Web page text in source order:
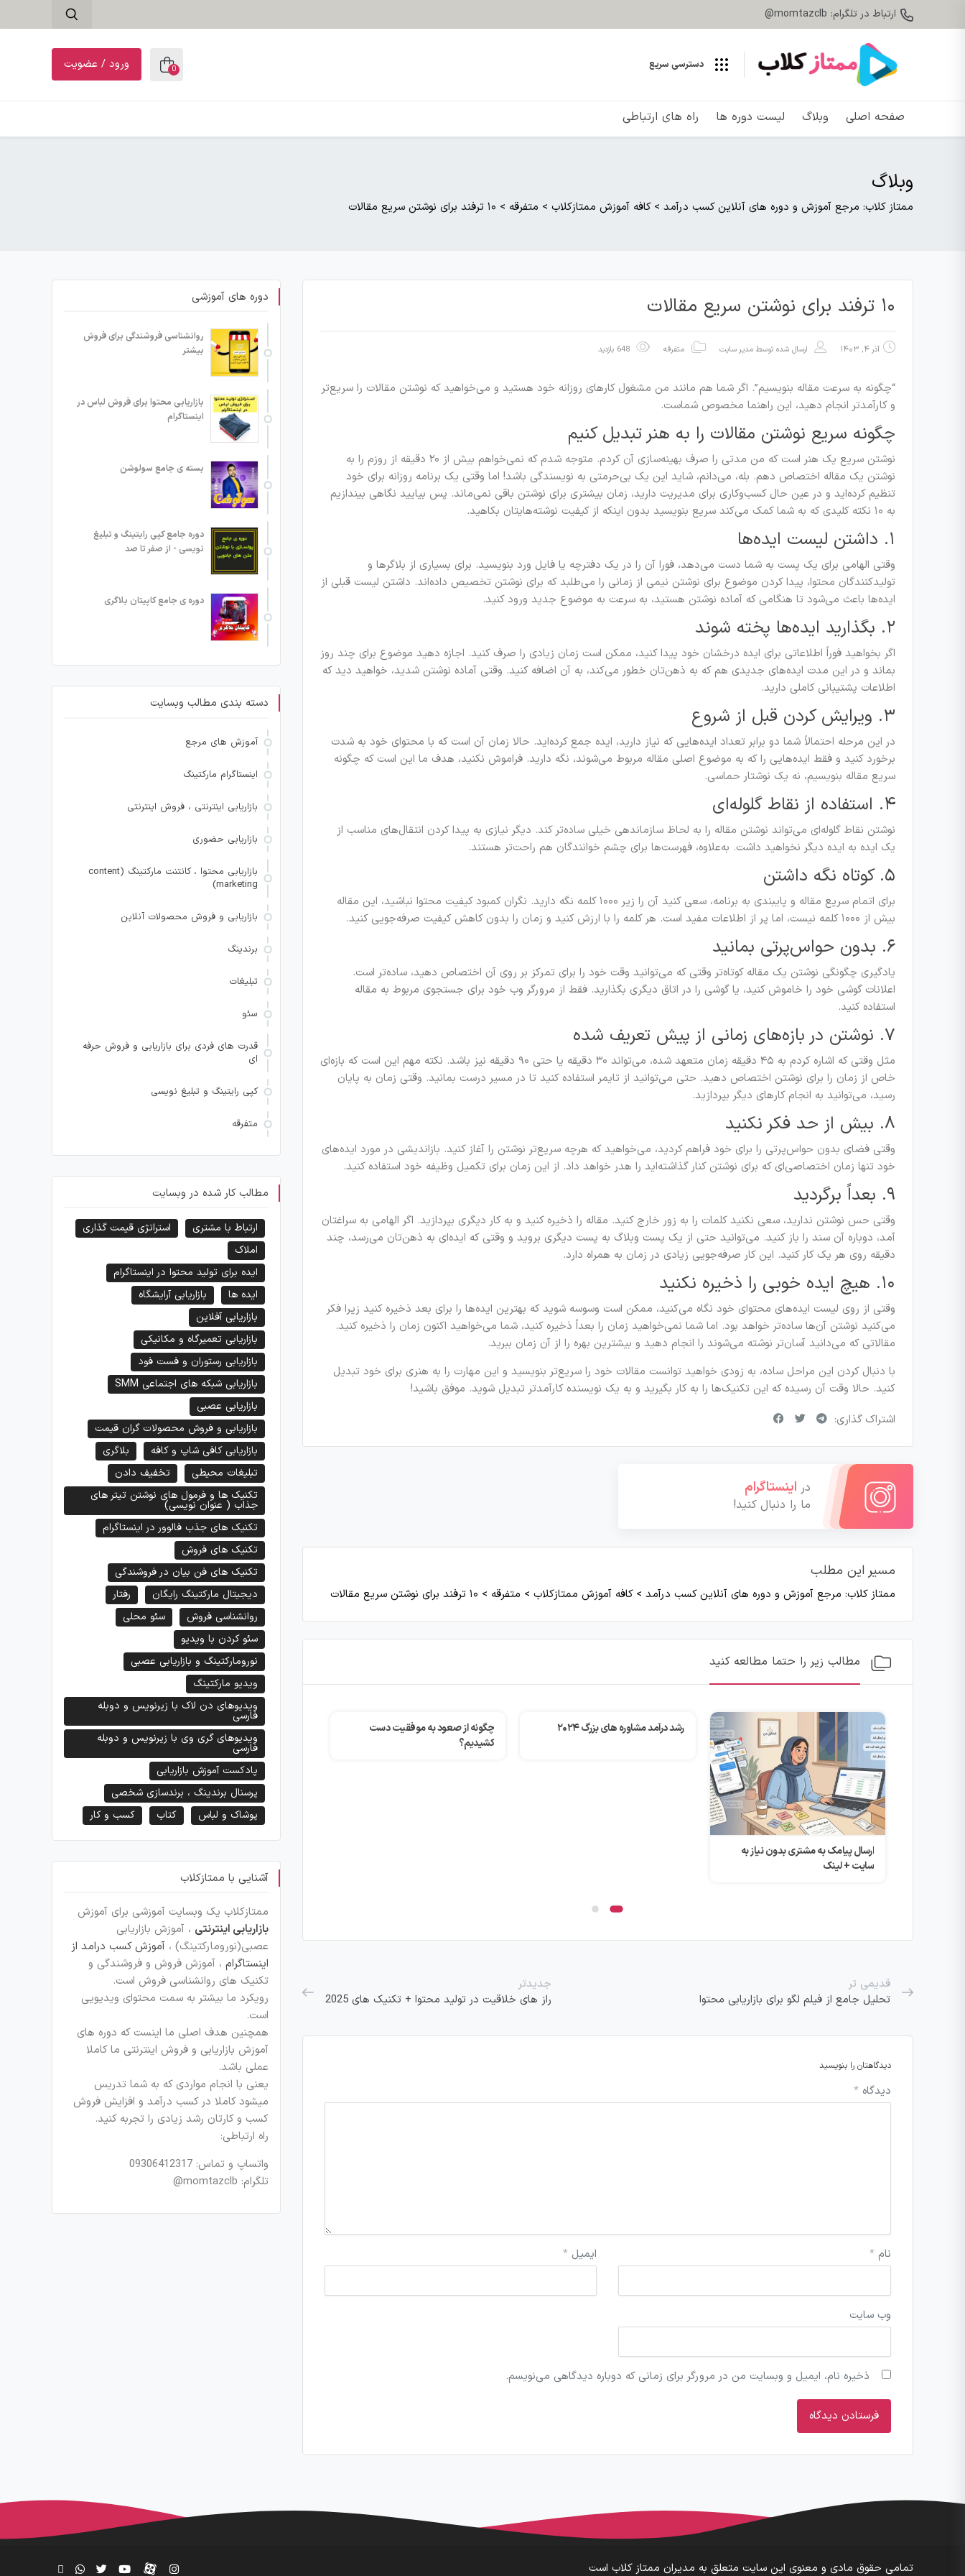
ارتباط در تلگرام: momtazclb@
دسترسی سریع 0 ورود / عضویت
صفحه اصلی وبلاگ لیست دوره ها راه های ارتباطی
وبلاگ
ممتاز کلاب: مرجع آموزش و دوره های آنلاین کسب درآمد > کافه آموزش ممتازکلاب > متفرقه > ۱۰ ترفند برای نوشتن سریع مقالات
۱۰ ترفند برای نوشتن سریع مقالات
آذر ۴, ۱۴۰۳ ارسال شده توسط مدیر سایت متفرقه
“چگونه به سرعت مقاله بنویسیم”. اگر شما هم مانند من مشغول کارهای روزانه خود هستید و می‌خواهید که نوشتن مقالات را سریع‌تر
و کارآمدتر انجام دهید، این راهنما مخصوص شماست.
چگونه سریع نوشتن مقالات را به هنر تبدیل کنیم
نوشتن سریع یک هنر است که من مدتی را صرف بهینه‌سازی آن کردم. متوجه شدم که نمی‌خواهم بیش از ۲۰ دقیقه از روزم را به
نوشتن یک مقاله اختصاص دهم. بله، می‌دانم، شاید این یک بی‌حرمتی به نویسندگی باشد! اما وقتی یک برنامه روزانه برای خود
تنظیم کرده‌اید و در عین حال کسب‌و‌کاری برای مدیریت دارید، زمان بیشتری برای نوشتن باقی نمی‌ماند. پس بیایید نگاهی بیندازیم
به ۱۰ نکته کلیدی که به شما کمک می‌کند سریع بنویسید بدون اینکه از کیفیت نوشته‌هایتان بکاهید.
۱. داشتن لیست ایده‌ها
وقتی الهامی برای یک پست به شما دست می‌دهد، فورا آن را در یک دفترچه یا فایل ورد بنویسید. برای بسیاری از بلاگرها و
تولیدکنندگان محتوا، پیدا کردن موضوع برای نوشتن نیمی از زمانی را می‌طلبد که برای نوشتن تخصیص داده‌اند. داشتن لیست قبلی از
ایده‌ها باعث می‌شود تا هنگامی که آماده نوشتن هستید، به سرعت به موضوع جدید ورود کنید.
۲. بگذارید ایده‌ها پخته شوند
اگر بخواهید فوراً اطلاعاتی برای ایده درخشان خود پیدا کنید، ممکن است زمان زیادی را صرف کنید. اجازه دهید موضوع برای چند روز
بماند و در این مدت ایده‌های جدیدی هم که به ذهن‌تان خطور می‌کند، به آن اضافه کنید. وقتی آماده نوشتن شدید، خواهید دید که
اطلاعات پشتیبانی کاملی دارید.
۳. ویرایش کردن قبل از شروع
در این مرحله احتمالاً شما دو برابر تعداد ایده‌هایی که نیاز دارید، ایده جمع کرده‌اید. حالا زمان آن است که با محتوای خود به شدت
برخورد کنید و فقط ایده‌هایی را که به موضوع اصلی مقاله مربوط می‌شوند، نگه دارید. فراموش نکنید، هدف ما این است که چگونه
سریع مقاله بنویسیم، نه یک نوشتار حماسی.
۴. استفاده از نقاط گلوله‌ای
نوشتن نقاط گلوله‌ای می‌تواند نوشتن مقاله را به لحاظ سازماندهی خیلی ساده‌تر کند. دیگر نیازی به پیدا کردن انتقال‌های مناسب از
یک ایده به ایده دیگر نخواهید داشت. به‌علاوه، فهرست‌ها برای چشم خوانندگان هم راحت‌تر هستند.
۵. کوتاه نگه داشتن
برای اتمام سریع مقاله و پایبندی به برنامه، سعی کنید آن را زیر ۱۰۰۰ کلمه نگه دارید. نگران کمبود کیفیت محتوا نباشید، این مقاله
بیش از ۱۰۰۰ کلمه نیست، اما پر از اطلاعات مفید است. هر کلمه را با ارزش کنید و زمان را بدون کاهش کیفیت صرفه‌جویی کنید.
۶. بدون حواس‌پرتی بمانید
یادگیری چگونگی نوشتن یک مقاله کوتاه‌تر وقتی که می‌توانید وقت خود را برای تمرکز بر روی آن اختصاص دهید، ساده‌تر است.
اعلانات گوشی خود را خاموش کنید، یا گوشی را در اتاق دیگری بگذارید. فقط از مرورگر وب خود برای جستجوی مربوط به مقاله
استفاده کنید.
۷. نوشتن در بازه‌های زمانی از پیش تعریف شده
مثل وقتی که اشاره کردم به ۴۵ دقیقه زمان متعهد شده، می‌تواند ۳۰ دقیقه یا حتی ۹۰ دقیقه نیز باشد. نکته مهم این است که بازه‌ای
خاص از زمان را برای نوشتن اختصاص دهید. حتی می‌توانید از تایمر استفاده کنید تا در مسیر درست بمانید. وقتی زمان به پایان
رسید، می‌توانید به انجام کارهای دیگر بپردازید.
۸. بیش از حد فکر نکنید
وقتی فضای بدون حواس‌پرتی را برای خود فراهم کردید، می‌خواهید که هرچه سریع‌تر نوشتن را آغاز کنید. بازاندیشی در مورد ایده‌های
خود تنها زمان اختصاصی‌ای که برای نوشتن کنار گذاشته‌اید را هدر خواهد داد. از این زمان برای تکمیل وظیفه خود استفاده کنید.
۹. بعداً برگردید
وقتی حس نوشتن ندارید، سعی نکنید کلمات را به زور خارج کنید. مقاله را ذخیره کنید و به کار دیگری بپردازید. اگر الهامی به سراغتان
آمد، دوباره آن سند را باز کنید. می‌توانید حتی از یک پست وبلاگ به پست دیگری بروید و وقتی که ایده‌ای به ذهن‌تان می‌رسد، چند
دقیقه روی هر یک کار کنید. این کار صرفه‌جویی زیادی در زمان به همراه دارد.
۱۰. هیچ ایده خوبی را ذخیره نکنید
وقتی از روی لیست ایده‌های محتوای خود نگاه می‌کنید، ممکن است وسوسه شوید که بهترین ایده‌ها را برای بعد ذخیره کنید زیرا فکر
می‌کنید نوشتن آن‌ها ساده‌تر خواهد بود. اما شما نمی‌خواهید زمان را بعداً ذخیره کنید، شما می‌خواهید اکنون زمان را ذخیره کنید.
مقالاتی که می‌دانید آسان‌تر نوشته می‌شوند را انجام دهید و بیشترین بهره را از آن زمان ببرید.
با دنبال کردن این مراحل ساده، به زودی خواهید توانست مقالات خود را سریع‌تر بنویسید و این مهارت را به هنری برای خود تبدیل
کنید. حالا وقت آن رسیده که این تکنیک‌ها را به کار بگیرید و به یک نویسنده کارآمدتر تبدیل شوید. موفق باشید!
اشتراک گذاری:
در اینستاگرام
ما را دنبال کنید!
مسیر این مطلب
ممتاز کلاب: مرجع آموزش و دوره های آنلاین کسب درآمد > کافه آموزش ممتازکلاب > متفرقه > ۱۰ ترفند برای نوشتن سریع مقالات
مطالب زیر را حتما مطالعه کنید
رشد درآمد مشاوره های بزرگ ۲۰۲۴
چگونه از صعود به موفقیت دست
چگونه خانواده والتون میلیاردها دلار را
مدیریت می‌کند؟
چگونه از اتاق مشترک بچه ها پشیمان
چگونه خانه رویایی خود را در
قدیمی تر
تحلیل جامع از فیلم لگو برای بازاریابی محتوا
جدیدتر
راز های خلاقیت در تولید محتوا + تکنیک های 2025
دیدگاهتان را بنویسید
دیدگاه *
نام * ایمیل *
وب‌ سایت
ذخیره نام، ایمیل و وبسایت من در مرورگر برای زمانی که دوباره دیدگاهی می‌نویسم.
دوره های آموزشی
روانشناسی فروشندگی برای فروش
بیشتر
بازاریابی محتوا برای فروش لباس در
اینستاگرام
بسته ی جامع سولوشن
دوره جامع کپی رایتینگ و تبلیغ
نویسی - از صفر تا صد
دوره ی جامع کاپیتان بلاگری
دسته بندی مطالب وبسایت
آموزش های مرجع
اینستاگرام مارکتینگ
بازاریابی اینترنتی ، فروش اینترنتی
بازاریابی حضوری
بازاریابی محتوا ، کانتنت مارکتینگ (content
marketing)
بازاریابی و فروش محصولات آنلاین
برندینگ
تبلیغات
سئو
قدرت های فردی برای بازاریابی و فروش حرفه
ای
کپی رایتینگ و تبلیغ نویسی
متفرقه
مطالب کار شده در وبسایت
ارتباط با مشتری
استراتژی قیمت گذاری
املاک
ایده برای تولید محتوا در اینستاگرام
ایده ها
بازاریابی آرایشگاه
بازاریابی آفلاین
بازاریابی تعمیرگاه و مکانیکی
بازاریابی رستوران و فست فود
بازاریابی شبکه های اجتماعی SMM
بازاریابی عصبی
بازاریابی و فروش محصولات گران قیمت
بازاریابی کافی شاپ و کافه
بلاگری
تبلیغات محیطی
تخفیف دادن
تکنیک ها و فرمول های نوشتن تیتر های
جذاب ( عنوان نویسی)
تکنیک های جذب فالوور در اینستاگرام
تکنیک های فروش
تکنیک های فن بیان در فروشندگی
دیجیتال مارکتینگ رایگان
رفتار
روانشناسی فروش
سئو محلی
سئو کردن با ویدیو
نورومارکتینگ و بازاریابی عصبی
ویدیو مارکتینگ
ویدیوهای دن لاک با زیرنویس و دوبله
فارسی
ویدیوهای گری وی با زیرنویس و دوبله
فارسی
پادکست آموزش بازاریابی
پرسنال برندینگ ، برندسازی شخصی
پوشاک و لباس
کتاب کسب و کار
آشنایی با ممتازکلاب
ممتازکلاب یک وبسایت آموزشی برای آموزش
بازاریابی اینترنتی ، آموزش بازاریابی
عصبی(نورومارکتینگ) ،آموزش کسب درامد از
اینستاگرام ، آموزش فروش و فروشندگی و
تکنیک های روانشناسی فروش است.
رویکرد ما بیشتر به سمت محتوای ویدیویی
است.
همچنین هدف اصلی ما اینست که دوره های
آموزش بازاریابی و فروش اینترنتی ما کاملا
عملی باشد.
یعنی با انجام مواردی که به شما تدریس
میشود کاملا در کسب درآمد و افزایش فروش
کسب و کارتان رشد زیادی را تجربه کنید.
راه ارتباطی:
واتساپ و تماس: 09306412317
تلگرام: momtazclb@
تمامی حقوق مادی و معنوی این سایت متعلق به مدیران ممتاز کلاب است